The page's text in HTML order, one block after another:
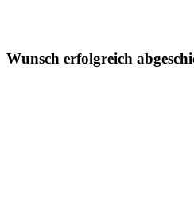
Wunsch erfolgreich